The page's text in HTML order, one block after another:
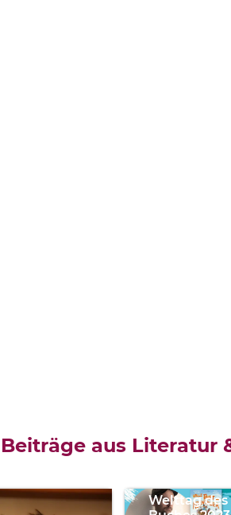
aus Literatur
Reschke,
Timo
Welttag des